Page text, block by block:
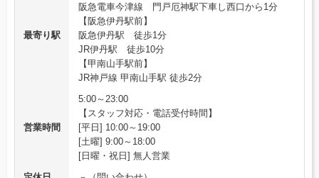
最寄り駅
阪急電車今津線 門戸厄神駅下車し西口から1分
【阪急伊丹駅前】
阪急伊丹駅 徒歩1分
JR伊丹駅 徒歩10分
【甲南山手駅前】
JR神戸線 甲南山手駅 徒歩2分
営業時間
5:00～23:00
【スタッフ対応・電話受付時間】
[平日] 10:00～19:00
[土曜] 9:00～18:00
[日曜・祝日] 無人営業